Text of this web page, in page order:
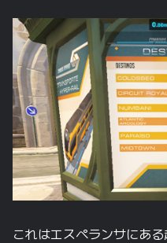
これはエスペランサにあ